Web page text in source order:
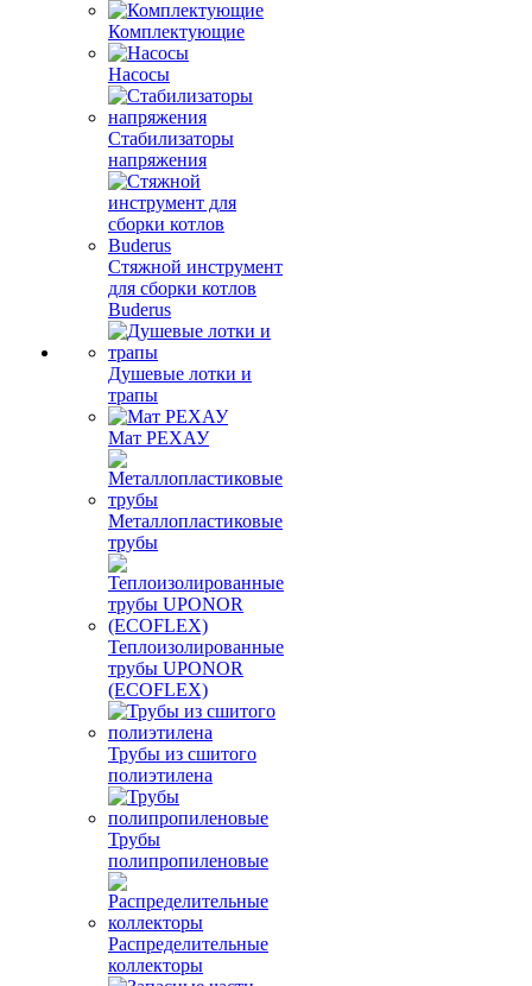
Комплектующие
Насосы
Стабилизаторы
напряжения
Стяжной инструмент
для сборки котлов
Buderus
Душевые лотки и
трапы
Мат РЕХАУ
Металлопластиковые
трубы
Теплоизолированные
трубы UPONOR
(ECOFLEX)
Трубы из сшитого
полиэтилена
Трубы
полипропиленовые
Распределительные
коллекторы